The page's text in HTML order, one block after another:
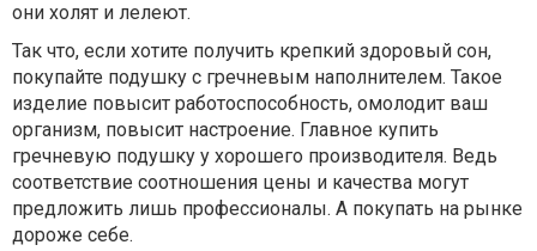
они холят и лелеют.
Так что, если хотите получить крепкий здоровый сон,
покупайте подушку с гречневым наполнителем. Такое
изделие повысит работоспособность, омолодит ваш
организм, повысит настроение. Главное купить
гречневую подушку у хорошего производителя. Ведь
соответствие соотношения цены и качества могут
предложить лишь профессионалы. А покупать на рынке
дороже себе.